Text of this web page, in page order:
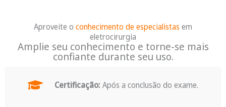
Aproveite o conhecimento de especialistas em
eletrocirurgia
Amplie seu conhecimento e torne-se mais
confiante durante seu uso.
Certificação:Após a conclusão do exame.